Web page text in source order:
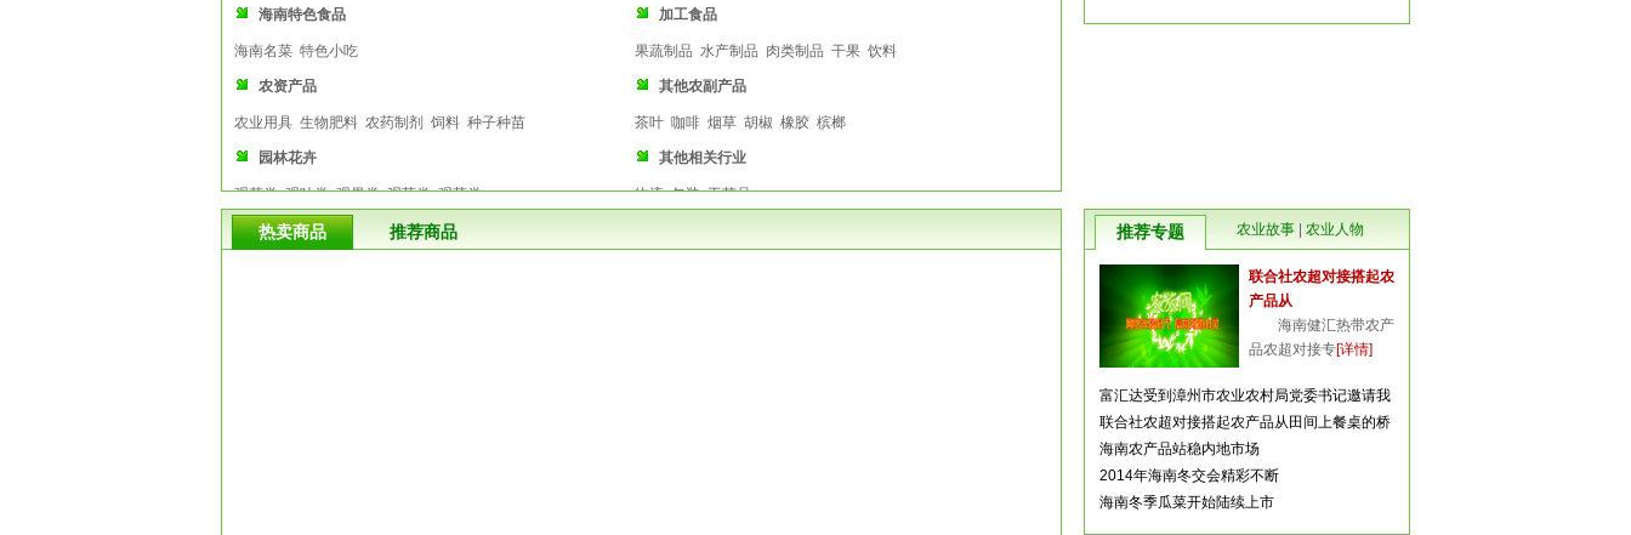
海南特色食品
海南名菜 特色小吃
加工食品
果蔬制品 水产制品 肉类制品 干果 饮料
农资产品
农业用具 生物肥料 农药制剂 饲料 种子种苗
其他农副产品
茶叶 咖啡 烟草 胡椒 橡胶 槟榔
园林花卉
观花类 观叶类 观果类 观茎类 观芽类
其他相关行业
物流 包装 工艺品
热卖商品 推荐商品 推荐专题 农业故事 农业人物
联合社农超对接搭起农
产品从
海南健汇热带农产
品农超对接专[详情]
富汇达受到漳州市农业农村局党委书记邀请我
联合社农超对接搭起农产品从田间上餐桌的桥
海南农产品站稳内地市场
2014年海南冬交会精彩不断
海南冬季瓜菜开始陆续上市